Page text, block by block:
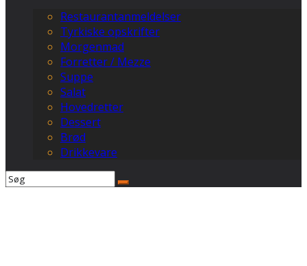
Restaurantanmeldelser
Tyrkiske opskrifter
Morgenmad
Forretter / Mezze
Suppe
Salat
Hovedretter
Dessert
Brød
Drikkevare